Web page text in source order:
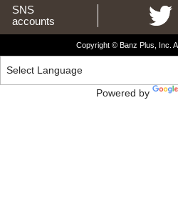
SNS
accounts
Copyright © Banz Plus, Inc.
Powered by